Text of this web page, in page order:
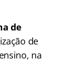
de
de
na